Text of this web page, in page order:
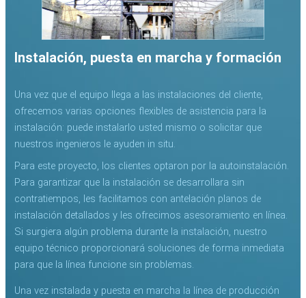
Instalación, puesta en marcha y formación
Una vez que el equipo llega a las instalaciones del cliente,
ofrecemos varias opciones flexibles de asistencia para la
instalación: puede instalarlo usted mismo o solicitar que
nuestros ingenieros le ayuden in situ.
Para este proyecto, los clientes optaron por la autoinstalación.
Para garantizar que la instalación se desarrollara sin
contratiempos, les facilitamos con antelación planos de
instalación detallados y les ofrecimos asesoramiento en línea.
Si surgiera algún problema durante la instalación, nuestro
equipo técnico proporcionará soluciones de forma inmediata
para que la línea funcione sin problemas.
Una vez instalada y puesta en marcha la línea de producción